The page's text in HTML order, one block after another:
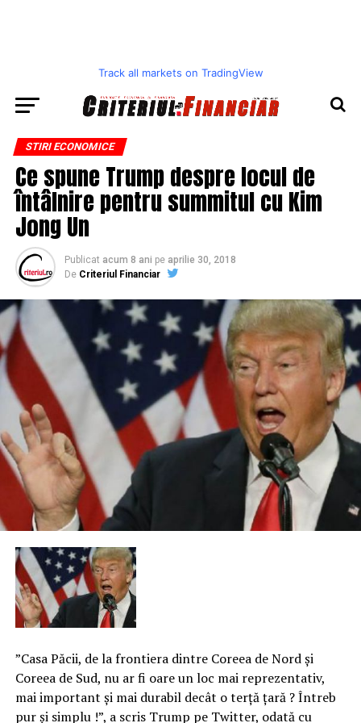
Track all markets on TradingView
STIRI ECONOMICE
Ce spune Trump despre locul de
întâlnire pentru summitul cu Kim
Jong Un
Publicat acum 8 ani pe aprilie 30, 2018
De Criteriul Financiar
”Casa Păcii, de la frontiera dintre Coreea de Nord şi
Coreea de Sud, nu ar fi oare un loc mai reprezentativ,
mai important şi mai durabil decât o terţă ţară ? Întreb
pur şi simplu !”, a scris Trump pe Twitter, odată cu